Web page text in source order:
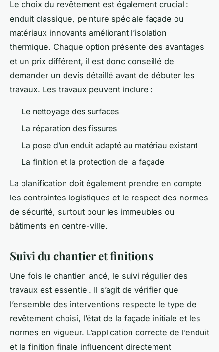
Le choix du revêtement est également crucial :
enduit classique, peinture spéciale façade ou
matériaux innovants améliorant l’isolation
thermique. Chaque option présente des avantages
et un prix différent, il est donc conseillé de
demander un devis détaillé avant de débuter les
travaux. Les travaux peuvent inclure :
Le nettoyage des surfaces
La réparation des fissures
La pose d’un enduit adapté au matériau existant
La finition et la protection de la façade
La planification doit également prendre en compte
les contraintes logistiques et le respect des normes
de sécurité, surtout pour les immeubles ou
bâtiments en centre-ville.
Suivi du chantier et finitions
Une fois le chantier lancé, le suivi régulier des
travaux est essentiel. Il s’agit de vérifier que
l’ensemble des interventions respecte le type de
revêtement choisi, l’état de la façade initiale et les
normes en vigueur. L’application correcte de l’enduit
et la finition finale influencent directement